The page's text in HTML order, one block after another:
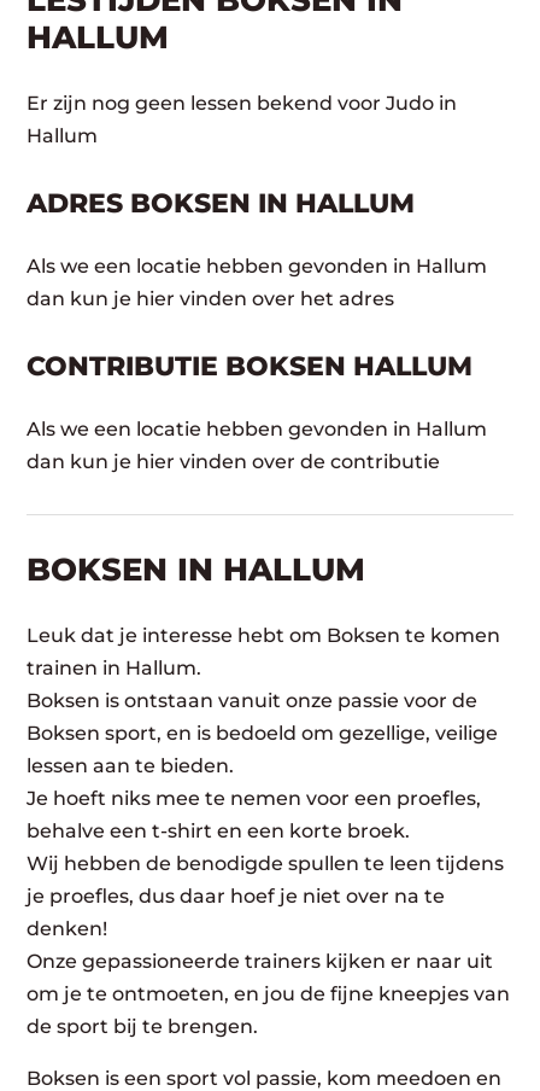
HALLUM
Er zijn nog geen lessen bekend voor Judo in
Hallum
ADRES BOKSEN IN HALLUM
Als we een locatie hebben gevonden in Hallum
dan kun je hier vinden over het adres
CONTRIBUTIE BOKSEN HALLUM
Als we een locatie hebben gevonden in Hallum
dan kun je hier vinden over de contributie
BOKSEN IN HALLUM
Leuk dat je interesse hebt om Boksen te komen
trainen in Hallum.
Boksen is ontstaan vanuit onze passie voor de
Boksen sport, en is bedoeld om gezellige, veilige
lessen aan te bieden.
Je hoeft niks mee te nemen voor een proefles,
behalve een t-shirt en een korte broek.
Wij hebben de benodigde spullen te leen tijdens
je proefles, dus daar hoef je niet over na te
denken!
Onze gepassioneerde trainers kijken er naar uit
om je te ontmoeten, en jou de fijne kneepjes van
de sport bij te brengen.
Boksen is een sport vol passie, kom meedoen en